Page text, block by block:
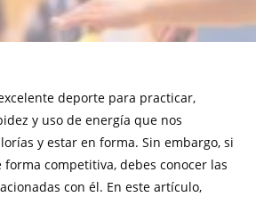
deporte para practicar,
y uso de energía que nos
y estar en forma. Sin embargo, si
competitiva, debes conocer las
con él. En este artículo,